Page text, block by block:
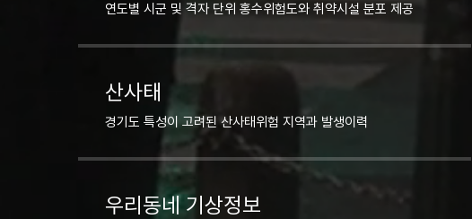
연도별 시군 및 격자 단위 홍수위험도와 취약시설 분포 제공
산사태
경기도 특성이 고려된 산사태위험 지역과 발생이력
우리동네 기상정보